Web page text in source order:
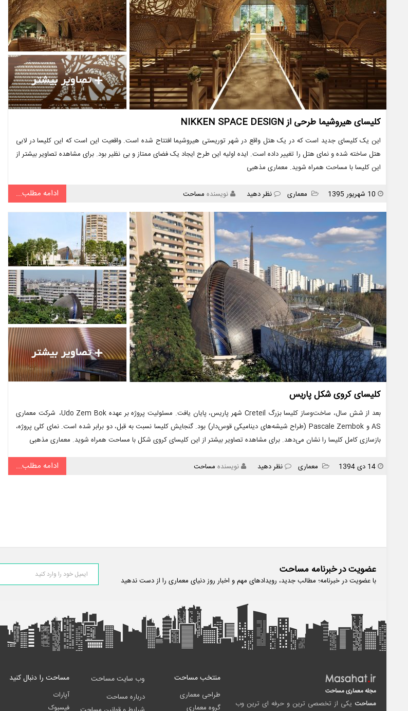
کلیسای هیروشیما طرحی از NIKKEN SPACE DESIGN
این یک کلیسای جدید است که در یک هتل واقع در شهر توریستی هیروشیما افتتاح شده است. واقعیت این است که این کلیسا در لابی
هتل ساخته شده و نمای هتل را تغییر داده است. ایده اولیه این طرح ایجاد یک فضای ممتاز و بی نظیر بود. برای مشاهده تصاویر بیشتر از
این کلیسا با مساحت همراه شوید. معماری مذهبی
انتشار
10 شهریور 1395
دسته
ها
معماری نظر دهید نویسنده مساحت ادامه مطلب...
کلیسای کروی شکل پاریس
بعد از شش سال، ساخت‌وساز کلیسا بزرگ Creteil شهر پاریس، پایان یافت. مسئولیت پروژه بر عهده Udo Zem Bok، شرکت معماری
AS و Pascale Zembok (طراح شیشه‌های دینامیکی قوس‌دار) بود. گنجایش کلیسا نسبت به قبل، دو برابر شده است. نمای کلی پروژه،
بازسازی کامل کلیسا را نشان می‌دهد. برای مشاهده تصاویر بیشتر از این کلیسای کروی شکل با مساحت همراه شوید. معماری مذهبی
انتشار
14 دی 1394
دسته
معماری نظر دهید نویسنده مساحت ادامه مطلب...
عضویت در خبرنامه مساحت
با عضویت در خبرنامه؛ مطالب جدید، رویدادهای مهم و اخبار روز دنیای معماری را از دست ندهید
مجله معماری مساحت
مساحت یکی از تخصصی ترین و حرفه ای ترین وب
منتخب مساحت
طراحی معماری
گروه معماری
وب سایت مساحت
درباره مساحت
مساحت را دنبال کنید
آپارات
فیسبوک